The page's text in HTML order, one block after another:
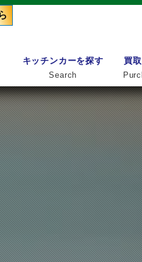
キッチンカーを探す
Search
買